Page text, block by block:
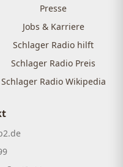
Presse
Jobs & Karriere
Schlager Radio hilft
Schlager Radio Preis
Schlager Radio Wikipedia